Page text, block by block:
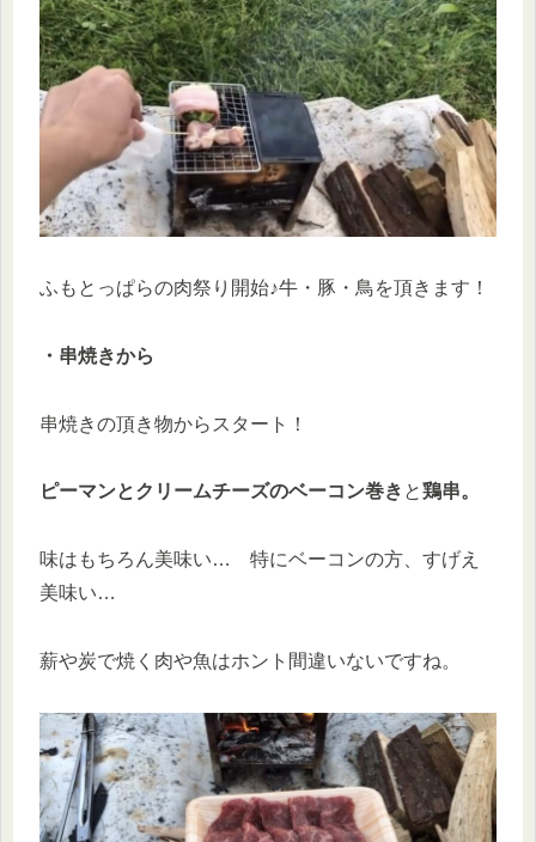
ふもとっぱらの肉祭り開始♪牛・豚・鳥を頂きます！
・串焼きから
串焼きの頂き物からスタート！
ピーマンとクリームチーズのベーコン巻き と鶏串。
味はもちろん美味い… 特にベーコンの方、すげえ
美味い…
薪や炭で焼く肉や魚はホント間違いないですね。